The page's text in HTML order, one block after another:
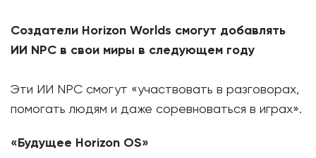
Cоздатели Horizon Worlds смогут добавлять
ИИ NPC в свои миры в следующем году
Эти ИИ NPC смогут «участвовать в разговорах,
помогать людям и даже соревноваться в играх».
«Будущее Horizon OS»